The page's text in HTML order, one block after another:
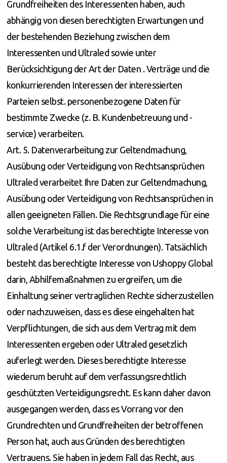
Grundfreiheiten des Interessenten haben, auch
abhängig von diesen berechtigten Erwartungen und
der bestehenden Beziehung zwischen dem
Interessenten und Ultraled sowie unter
Berücksichtigung der Art der Daten . Verträge und die
konkurrierenden Interessen der interessierten
Parteien selbst. personenbezogene Daten für
bestimmte Zwecke (z. B. Kundenbetreuung und -
service) verarbeiten.
Art. 5. Datenverarbeitung zur Geltendmachung,
Ausübung oder Verteidigung von Rechtsansprüchen
Ultraled verarbeitet Ihre Daten zur Geltendmachung,
Ausübung oder Verteidigung von Rechtsansprüchen in
allen geeigneten Fällen. Die Rechtsgrundlage für eine
solche Verarbeitung ist das berechtigte Interesse von
Ultraled (Artikel 6.1.f der Verordnungen). Tatsächlich
besteht das berechtigte Interesse von Ushoppy Global
darin, Abhilfemaßnahmen zu ergreifen, um die
Einhaltung seiner vertraglichen Rechte sicherzustellen
oder nachzuweisen, dass es diese eingehalten hat
Verpflichtungen, die sich aus dem Vertrag mit dem
Interessenten ergeben oder Ultraled gesetzlich
auferlegt werden. Dieses berechtigte Interesse
wiederum beruht auf dem verfassungsrechtlich
geschützten Verteidigungsrecht. Es kann daher davon
ausgegangen werden, dass es Vorrang vor den
Grundrechten und Grundfreiheiten der betroffenen
Person hat, auch aus Gründen des berechtigten
Vertrauens. Sie haben in jedem Fall das Recht, aus